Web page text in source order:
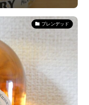
ブレンデッド